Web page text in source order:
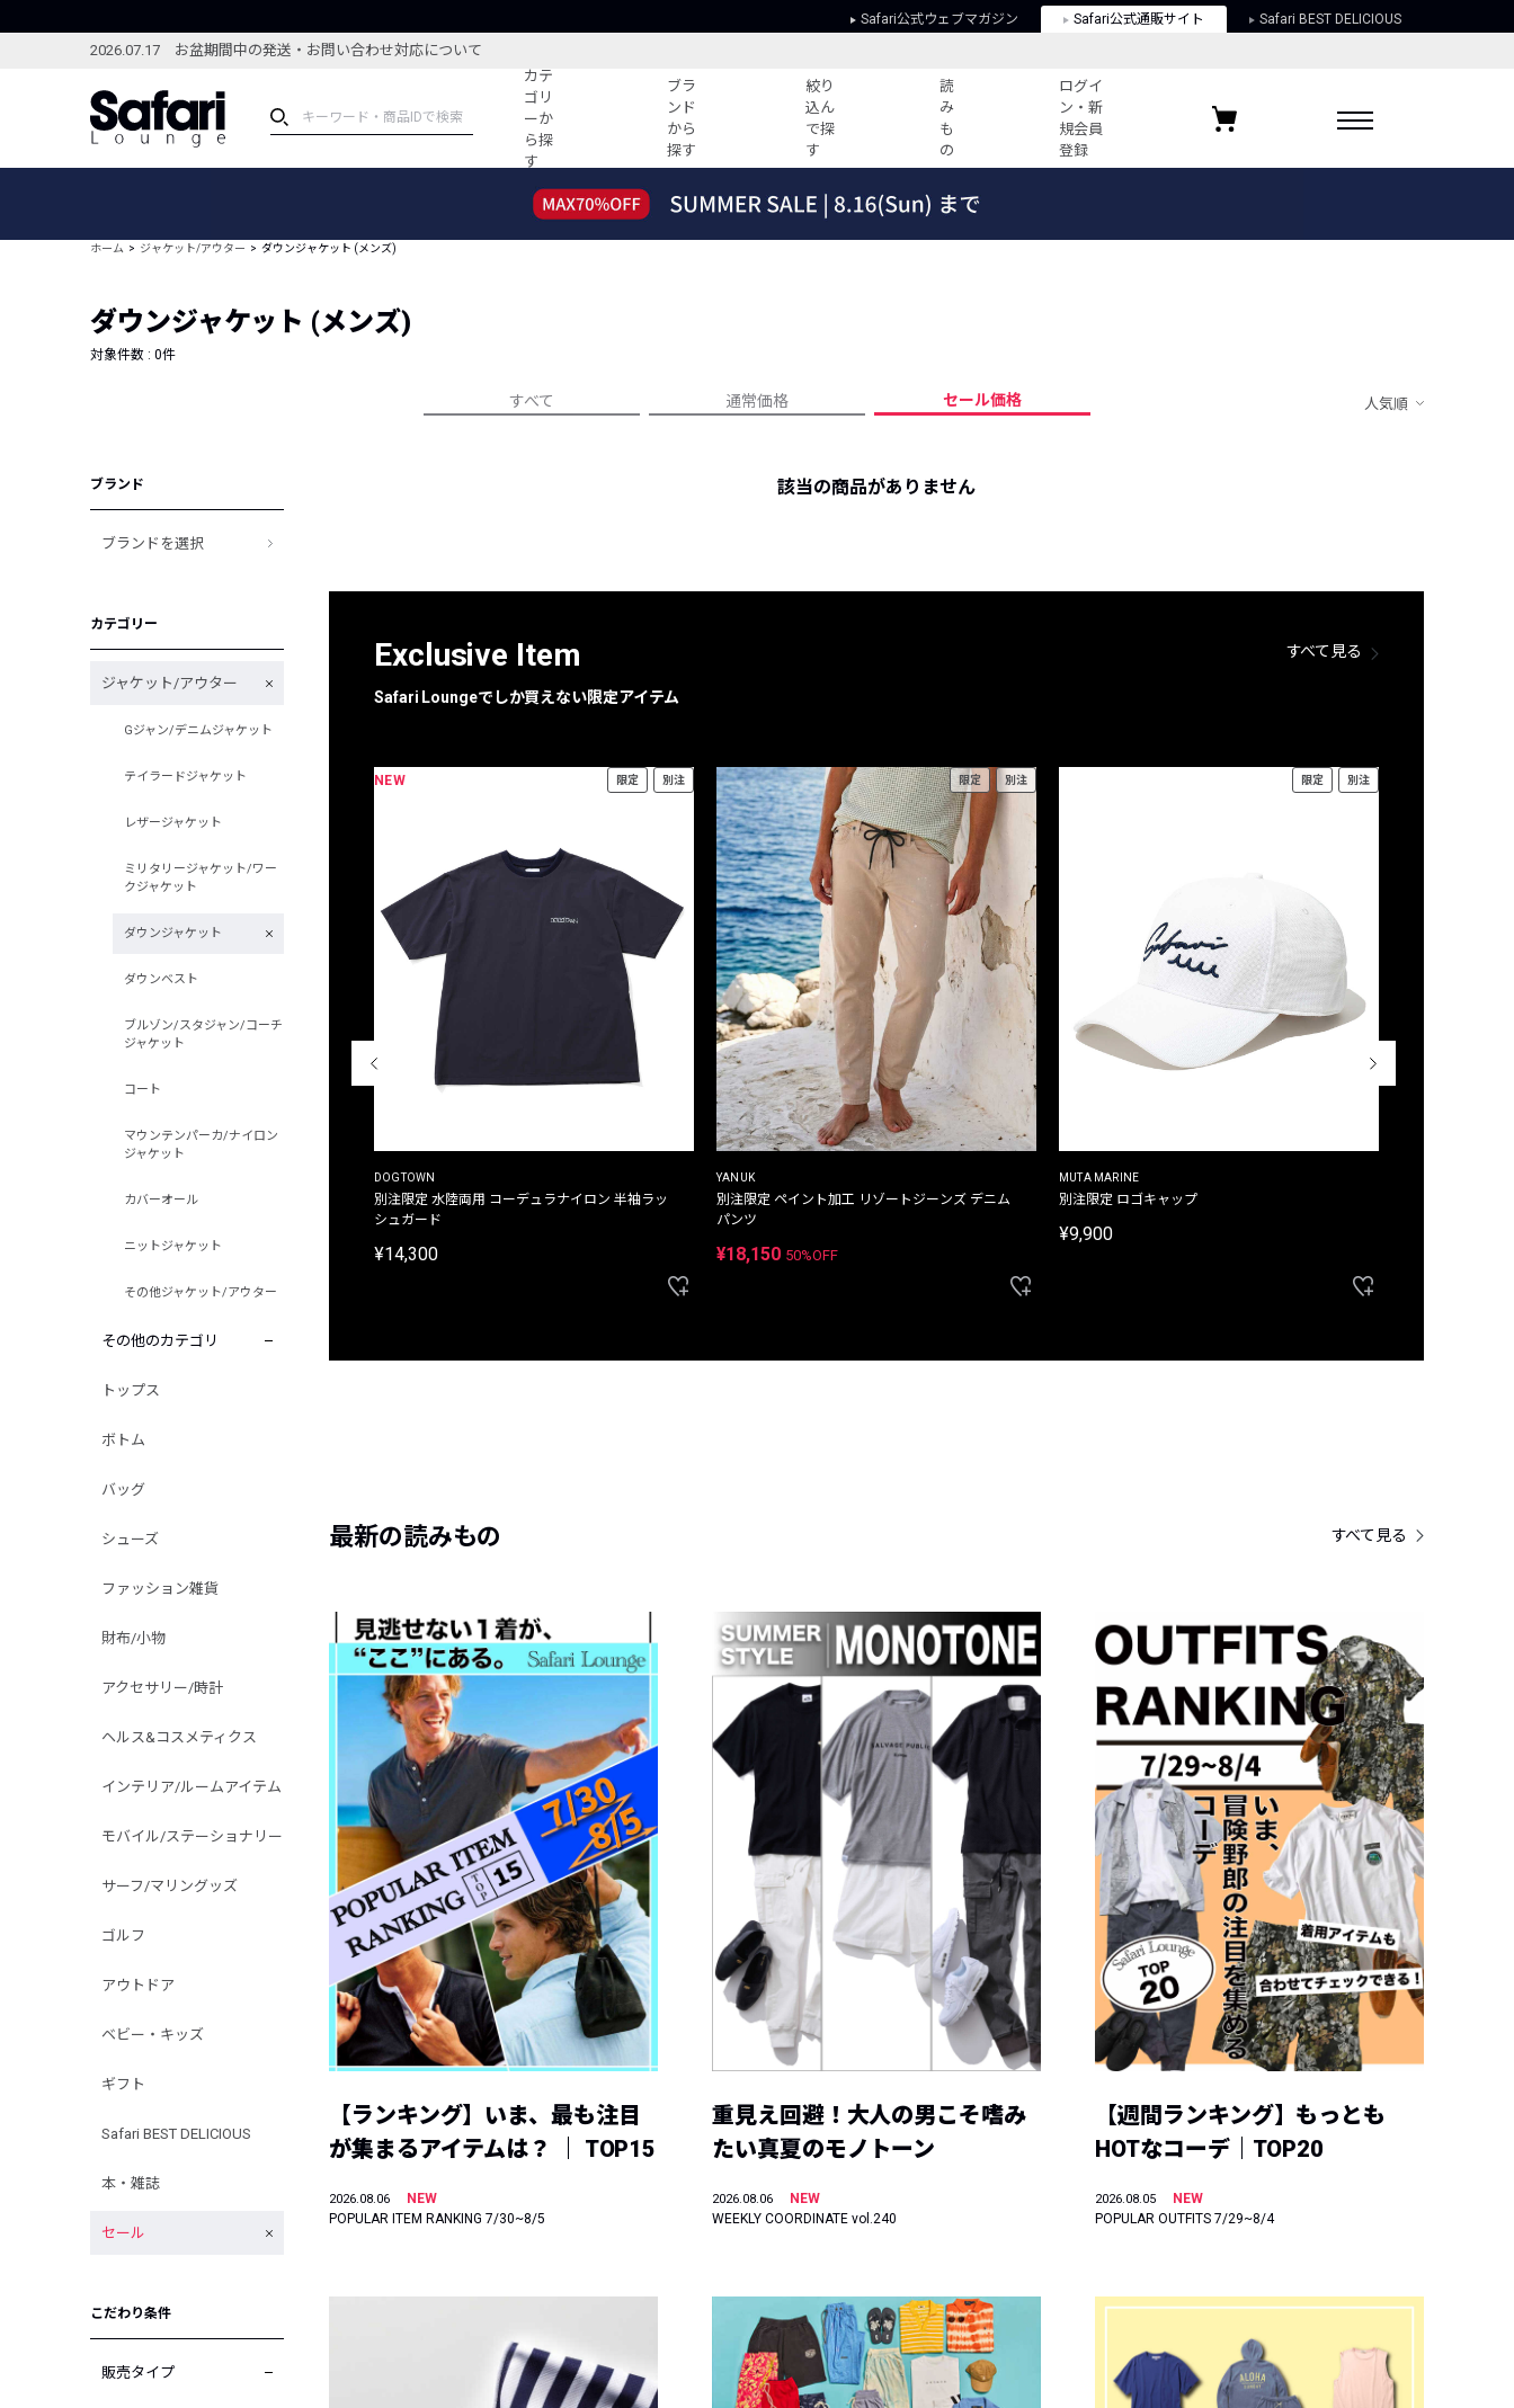
Safari公式ウェブマガジン Safari公式通販サイト Safari BEST DELICIOUS
2026.07.17 お盆期間中の発送・お問い合わせ対応について
カテ
ゴリ
ーか
ら探
す
ブラ
ンド
から
探す
絞り
込ん
で探
す
読
み
も
の
ログイ
ン・新
規会員
登録
ブランドから探す
新着アイテム
編集部のおすすめアイテム
特集記事
コーディネート
すべての記事
人気記事ランキング
フォーカスブランド
プライバシーポリシー
お気に入りブランド
ホーム ジャケット/アウター ダウンジャケット (メンズ)
ダウンジャケット (メンズ)
対象件数 : 0件
すべて 通常価格 セール価格 人気順
ブランド
ブランドを選択
カテゴリー
ジャケット/アウター
Gジャン/デニムジャケット
テイラードジャケット
レザージャケット
ミリタリージャケット/ワー
クジャケット
ダウンジャケット
ダウンベスト
ブルゾン/スタジャン/コーチ
ジャケット
コート
マウンテンパーカ/ナイロン
ジャケット
カバーオール
ニットジャケット
その他ジャケット/アウター
その他のカテゴリ
トップス
ボトム
バッグ
シューズ
ファッション雑貨
財布/小物
アクセサリー/時計
ヘルス&コスメティクス
インテリア/ルームアイテム
モバイル/ステーショナリー
サーフ/マリングッズ
ゴルフ
アウトドア
ベビー・キッズ
ギフト
Safari BEST DELICIOUS
本・雑誌
セール
こだわり条件
販売タイプ
該当の商品がありません
Exclusive Item
Safari Loungeでしか買えない限定アイテム
すべて見る
別注限定 ピグメントダイ バックプリント サーフ
NEW 限定 別注
DOGTOWN
別注限定 水陸両用 コーデュラナイロン 半袖ラッ
シュガード
¥14,300
限定 別注
YANUK
別注限定 ペイント加工 リゾートジーンズ デニム
パンツ
¥18,150 50%OFF
限定 別注
MUTA MARINE
別注限定 ロゴキャップ
¥9,900
最新の読みもの すべて見る
【ランキング】いま、最も注目
が集まるアイテムは？ ｜ TOP15
2026.08.06
NEW
POPULAR ITEM RANKING 7/30~8/5
重見え回避！大人の男こそ嗜み
たい真夏のモノトーン
2026.08.06
NEW
WEEKLY COORDINATE vol.240
【週間ランキング】もっとも
HOTなコーデ｜TOP20
2026.08.05
NEW
POPULAR OUTFITS 7/29~8/4